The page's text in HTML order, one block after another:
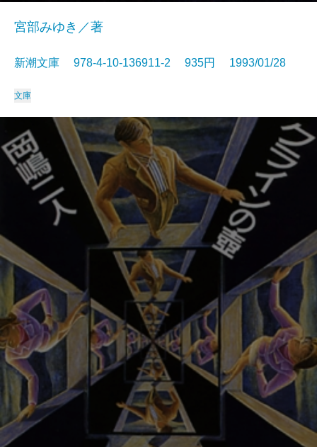
宮部みゆき／著
新潮文庫 978-4-10-136911-2 935円 1993/01/28
文庫